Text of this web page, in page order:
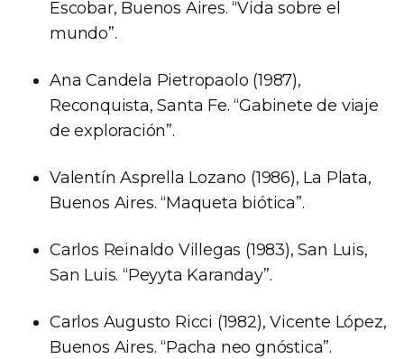
Escobar, Buenos Aires. “Vida sobre el
mundo”.
Ana Candela Pietropaolo (1987),
Reconquista, Santa Fe. “Gabinete de viaje
de exploración”.
Valentín Asprella Lozano (1986), La Plata,
Buenos Aires. “Maqueta biótica”.
Carlos Reinaldo Villegas (1983), San Luis,
San Luis. “Peyyta Karanday”.
Carlos Augusto Ricci (1982), Vicente López,
Buenos Aires. “Pacha neo gnóstica”.